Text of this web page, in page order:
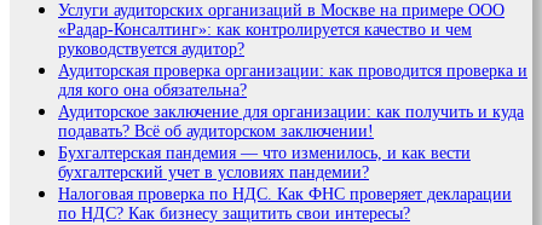
Услуги аудиторских организаций в Москве на примере ООО
«Радар-Консалтинг»: как контролируется качество и чем
руководствуется аудитор?
Аудиторская проверка организации: как проводится проверка и
для кого она обязательна?
Аудиторское заключение для организации: как получить и куда
подавать? Всё об аудиторском заключении!
Бухгалтерская пандемия — что изменилось, и как вести
бухгалтерский учет в условиях пандемии?
Налоговая проверка по НДС. Как ФНС проверяет декларации
по НДС? Как бизнесу защитить свои интересы?